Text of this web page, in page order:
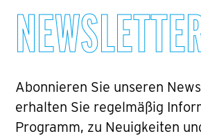
Abonnieren Sie unseren
erhalten Sie regelmäßig
Programm, zu Neuigkeiten